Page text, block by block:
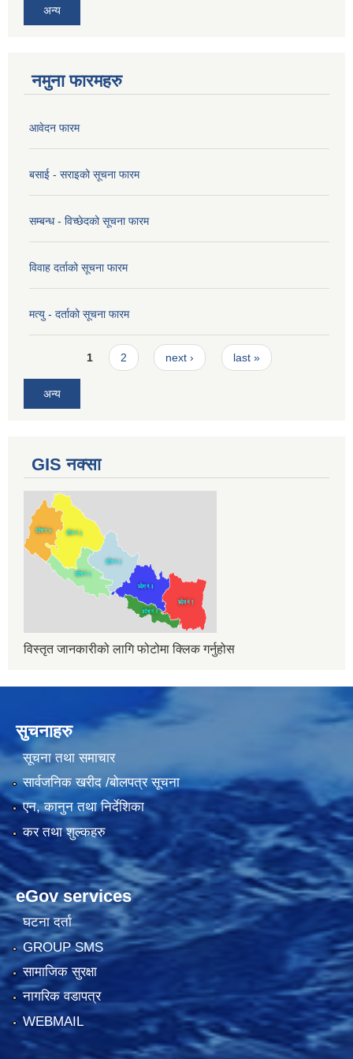
अन्य
नमुना फारमहरु
आवेदन फारम
बसाई - सराइको सूचना फारम
सम्बन्ध - विच्छेदको सूचना फारम
विवाह दर्ताको सूचना फारम
मत्यु - दर्ताको सूचना फारम
Pages1 2 next › last »
अन्य
GIS नक्सा
विस्तृत जानकारीको लागि फोटोमा क्लिक गर्नुहोस
सुचनाहरु
सूचना तथा समाचार
सार्वजनिक खरीद /बोलपत्र सूचना
एन, कानुन तथा निर्देशिका
कर तथा शुल्कहरु
eGov services
घटना दर्ता
GROUP SMS
सामाजिक सुरक्षा
नागरिक वडापत्र
WEBMAIL